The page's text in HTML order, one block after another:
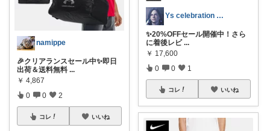
namippe
🎉クリアランスセール中✨即日
出荷＆送料無料 ...
￥ 4,867
0 0 2
コレ いいね
Ys celebration day
✨20%OFFセール開催中！さら
に着後レビ ...
￥ 17,600
0 0 1
コレ いいね